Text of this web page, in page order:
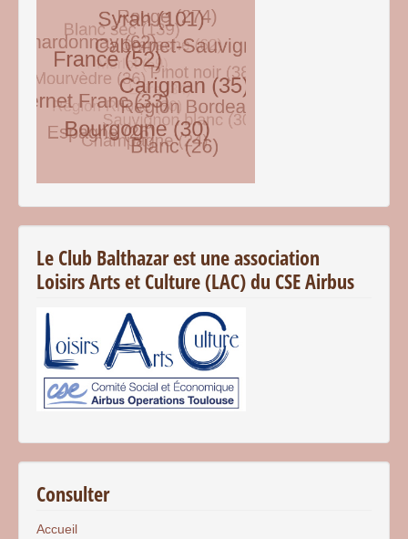
Le Club Balthazar est une association
Loisirs Arts et Culture (LAC) du CSE Airbus
Consulter
Accueil